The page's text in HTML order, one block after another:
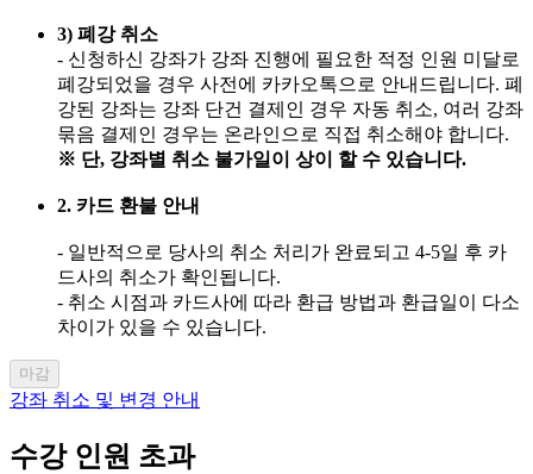
3) 폐강 취소
- 신청하신 강좌가 강좌 진행에 필요한 적정 인원 미달로
폐강되었을 경우 사전에 카카오톡으로 안내드립니다. 폐
강된 강좌는 강좌 단건 결제인 경우 자동 취소, 여러 강좌
묶음 결제인 경우는 온라인으로 직접 취소해야 합니다.
※ 단, 강좌별 취소 불가일이 상이 할 수 있습니다.
2. 카드 환불 안내
- 일반적으로 당사의 취소 처리가 완료되고 4-5일 후 카
드사의 취소가 확인됩니다.
- 취소 시점과 카드사에 따라 환급 방법과 환급일이 다소
차이가 있을 수 있습니다.
마감
강좌 취소 및 변경 안내
수강 인원 초과